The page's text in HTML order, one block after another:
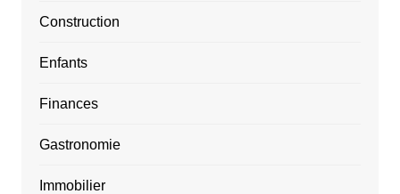
Construction
Enfants
Finances
Gastronomie
Immobilier